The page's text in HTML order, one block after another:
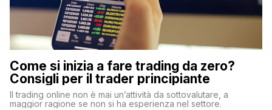
Come si inizia a fare trading da zero?
Consigli per il trader principiante
Il trading online non è mai un’attività da sottovalutare, a
maggior ragione se non si ha esperienza nel settore.